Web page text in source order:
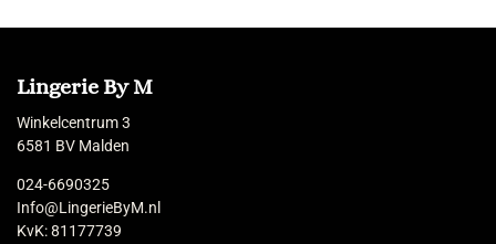
Lingerie By M
Winkelcentrum 3
6581 BV Malden
024-6690325
Info@LingerieByM.nl
KvK: 81177739